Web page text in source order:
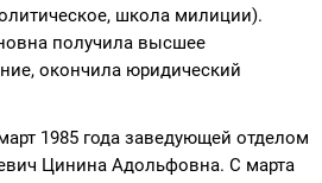
школа милиции).
получила высшее
окончила юридический
1985 года заведующей отделом
Цинина Адольфовна. С марта